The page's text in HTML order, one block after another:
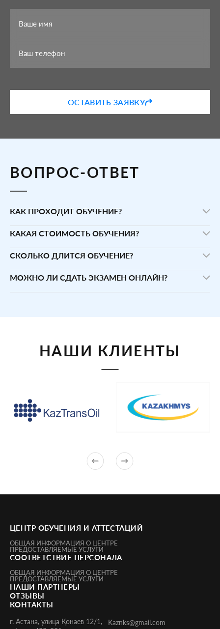
ОСТАВИТЬ ЗАЯВКУ
ВОПРОС-ОТВЕТ
КАК ПРОХОДИТ ОБУЧЕНИЕ?
КАКАЯ СТОИМОСТЬ ОБУЧЕНИЯ?
СКОЛЬКО ДЛИТСЯ ОБУЧЕНИЕ?
МОЖНО ЛИ СДАТЬ ЭКЗАМЕН ОНЛАЙН?
НАШИ КЛИЕНТЫ
ЦЕНТР ОБУЧЕНИЯ И АТТЕСТАЦИЙ
ОБЩАЯ ИНФОРМАЦИЯ О ЦЕНТРЕ
ПРЕДОСТАВЛЯЕМЫЕ УСЛУГИ
СООТВЕТСТВИЕ ПЕРСОНАЛА
ОБЩАЯ ИНФОРМАЦИЯ О ЦЕНТРЕ
ПРЕДОСТАВЛЯЕМЫЕ УСЛУГИ
НАШИ ПАРТНЕРЫ
ОТЗЫВЫ
КОНТАКТЫ
г. Астана, улица Қонаев 12/1,
Kaznks@gmail.com